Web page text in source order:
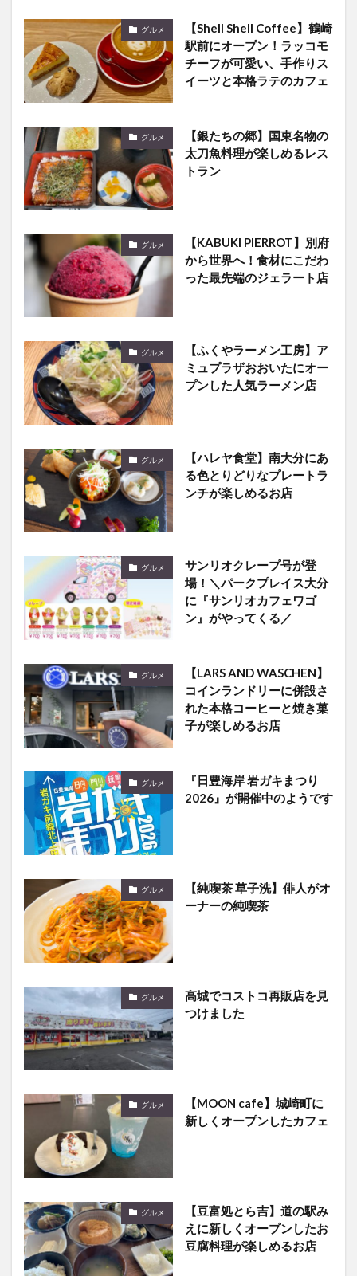
グルメ
【Shell Shell Coffee】鶴崎
駅前にオープン！ラッコモ
チーフが可愛い、手作りス
イーツと本格ラテのカフェ
グルメ
【銀たちの郷】国東名物の
太刀魚料理が楽しめるレス
トラン
グルメ
【KABUKI PIERROT】別府
から世界へ！食材にこだわ
った最先端のジェラート店
グルメ
【ふくやラーメン工房】ア
ミュプラザおおいたにオー
プンした人気ラーメン店
グルメ
【ハレヤ食堂】南大分にあ
る色とりどりなプレートラ
ンチが楽しめるお店
グルメ
サンリオクレープ号が登
場！＼パークプレイス大分
に『サンリオカフェワゴ
ン』がやってくる／
グルメ
【LARS AND WASCHEN】
コインランドリーに併設さ
れた本格コーヒーと焼き菓
子が楽しめるお店
グルメ
『日豊海岸 岩ガキまつり
2026』が開催中のようです
グルメ
【純喫茶 草子洗】俳人がオ
ーナーの純喫茶
グルメ
高城でコストコ再販店を見
つけました
グルメ
【MOON cafe】城崎町に
新しくオープンしたカフェ
グルメ
【豆富処とら吉】道の駅み
えに新しくオープンしたお
豆腐料理が楽しめるお店